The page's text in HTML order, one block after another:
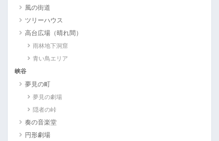
風の街道
ツリーハウス
高台広場（晴れ間）
雨林地下洞窟
青い鳥エリア
峡谷
夢見の町
夢見の劇場
隠者の峠
奏の音楽堂
円形劇場